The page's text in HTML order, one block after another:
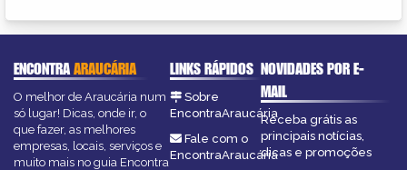
ENCONTRAARAUCÁRIA
O melhor de Araucária num
só lugar! Dicas, onde ir, o
que fazer, as melhores
empresas, locais, serviços e
muito mais no guia Encontra
LINKS RÁPIDOS
Sobre
EncontraAraucária
Fale com o
EncontraAraucária
NOVIDADES POR E-
MAIL
Receba grátis as
principais notícias,
dicas e promoções